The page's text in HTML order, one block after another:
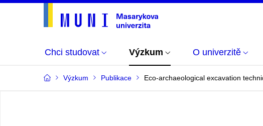
Chci studovat Výzkum O univerzitě
Výzkum Publikace Eco-archaeological excavation